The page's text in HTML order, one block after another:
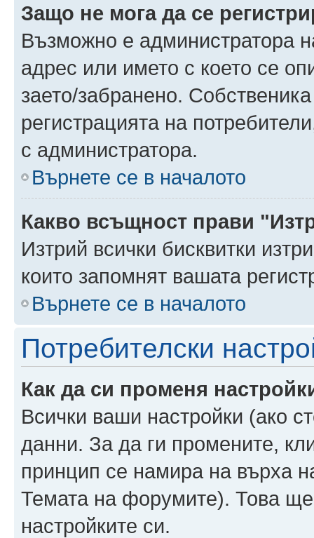
Защо не мога да се
Възможно е администратора
адрес или името с което се
заето/забранено.
регистрацията на
с администратора.
Върнете се в началото
Какво всъщност прави
Изтрий всички бисквитки
които запомнят вашата
Върнете се в началото
Потребителски
Как да си променя
Всички ваши настройки (ако
данни. За да ги промените,
принцип се намира на върха
Темата на форумите). Това
настройките си.